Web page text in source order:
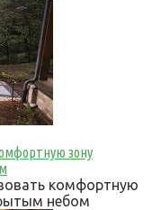
зону
комфортную
небом